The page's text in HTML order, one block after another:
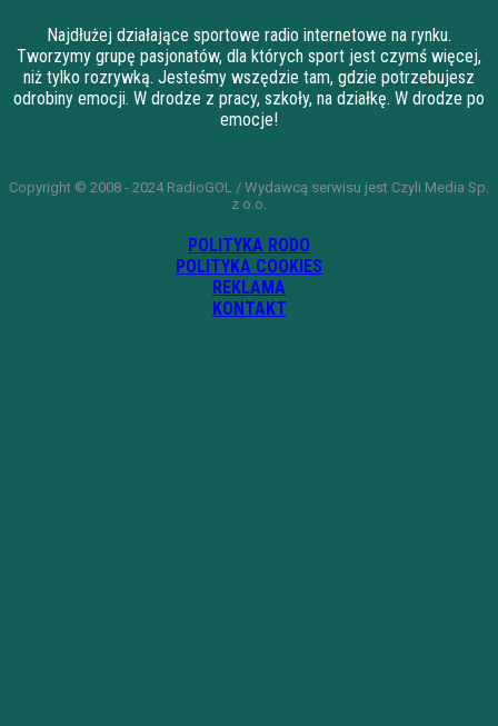
Najdłużej działające sportowe radio internetowe na rynku.
Tworzymy grupę pasjonatów, dla których sport jest czymś więcej,
niż tylko rozrywką. Jesteśmy wszędzie tam, gdzie potrzebujesz
odrobiny emocji. W drodze z pracy, szkoły, na działkę. W drodze po
emocje!
Copyright © 2008 - 2024 RadioGOL / Wydawcą serwisu jest Czyli Media Sp.
z o.o.
POLITYKA RODO
POLITYKA COOKIES
REKLAMA
KONTAKT